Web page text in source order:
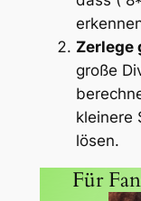
Zerlege
große
kleinere
lösen.
Für